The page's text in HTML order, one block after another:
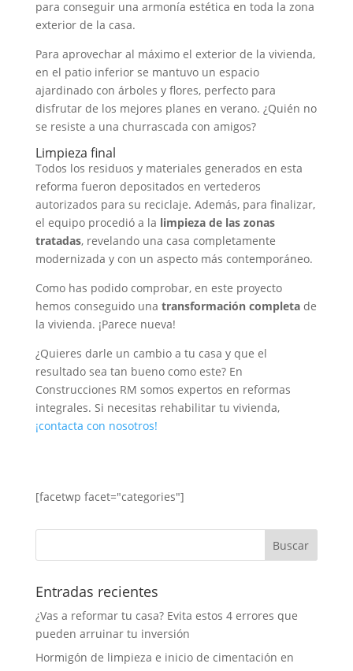
para conseguir una armonía estética en toda la zona
exterior de la casa.
Para aprovechar al máximo el exterior de la vivienda,
en el patio inferior se mantuvo un espacio
ajardinado con árboles y flores, perfecto para
disfrutar de los mejores planes en verano. ¿Quién no
se resiste a una churrascada con amigos?
Limpieza final
Todos los residuos y materiales generados en esta
reforma fueron depositados en vertederos
autorizados para su reciclaje. Además, para finalizar,
el equipo procedió a la limpieza de las zonas
tratadas, revelando una casa completamente
modernizada y con un aspecto más contemporáneo.
Como has podido comprobar, en este proyecto
hemos conseguido una transformación completa de
la vivienda. ¡Parece nueva!
¿Quieres darle un cambio a tu casa y que el
resultado sea tan bueno como este? En
Construcciones RM somos expertos en reformas
integrales. Si necesitas rehabilitar tu vivienda,
¡contacta con nosotros!
[facetwp facet="categories"]
Entradas recientes
¿Vas a reformar tu casa? Evita estos 4 errores que
pueden arruinar tu inversión
Hormigón de limpieza e inicio de cimentación en